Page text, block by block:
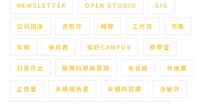
NEWSLETTER OPEN STUDIO SIG
公司田溪 吉剪花 報導 工作坊 市集
年報 張月霞 挺好CAMPUS 旅學堂
日落月出 服務科學與管理 朱百鏡 林逸農
正德里 永續報告書 永續時習課 涂敏芬